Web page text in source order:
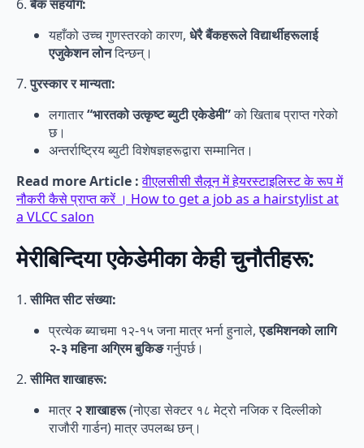
6.बैंक सहयोग:
यहाँको उच्च गुणस्तरको कारण, धेरै बैंकहरूले विद्यार्थीहरूलाई
एजुकेशन लोनदिन्छन्।
7.पुरस्कार र मान्यता:
लगातार“भारतको उत्कृष्ट ब्युटी एकेडेमी”को खिताब प्राप्त गरेको
छ।
अन्तर्राष्ट्रिय ब्युटी विशेषज्ञहरूद्वारा सम्मानित।
Read more Article : वीएलसीसी सैलून में हेयरस्टाइलिस्ट के रूप में
नौकरी कैसे प्राप्त करें । How to get a job as a hairstylist at
a VLCC salon
मेरीबिन्दिया एकेडेमीका केही चुनौतीहरू:
1.सीमित सीट संख्या:
प्रत्येक ब्याचमा १२-१५ जना मात्र भर्ना हुनाले,एडमिशनको लागि
२-३ महिना अग्रिम बुकिङगर्नुपर्छ।
2.सीमित शाखाहरू:
मात्र २ शाखाहरू(नोएडा सेक्टर १८ मेट्रो नजिक र दिल्लीको
राजौरी गार्डन) मात्र उपलब्ध छन्।